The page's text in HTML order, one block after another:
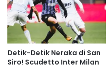
Detik-Detik Neraka di San
Siro! Scudetto Inter Milan